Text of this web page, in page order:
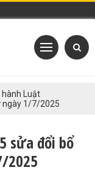
hành Luật
ngày 1/7/2025
sửa đổi bổ
2025